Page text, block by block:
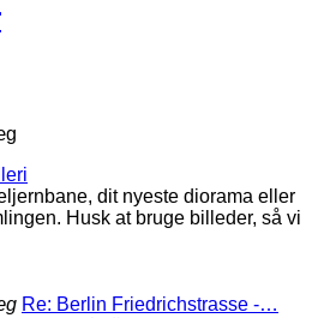
dit nyeste diorama eller
Husk at bruge billeder, så vi
Re: Berlin Friedrichstrasse -…